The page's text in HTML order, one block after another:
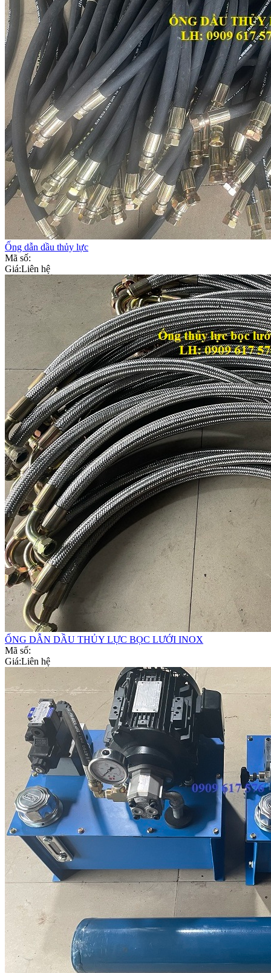
Ống dẫn dầu thủy lực
Mã số:
Giá:Liên hệ
ỐNG DẪN DẦU THỦY LỰC BỌC LƯỚI INOX
Mã số:
Giá:Liên hệ